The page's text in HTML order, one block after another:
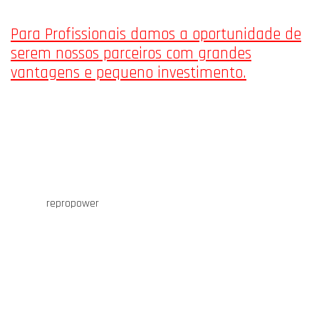
Para Profissionais damos a oportunidade de
serem nossos parceiros com grandes
vantagens e pequeno investimento.
repropower